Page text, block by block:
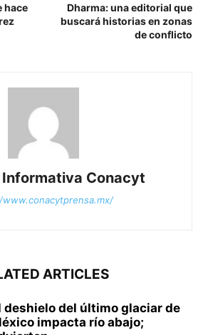
hace
Dharma: una editorial que
buscará historias en zonas
de conflicto
Conacyt
ARTICLES
deshielo del último glaciar de
impacta río abajo;